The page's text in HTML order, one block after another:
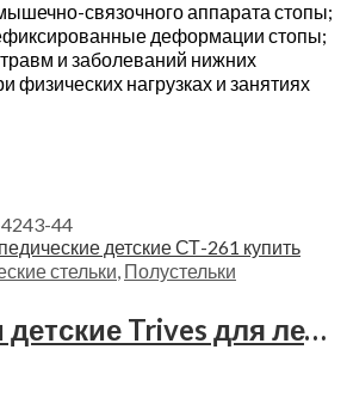
связочного аппарата стопы;
деформации стопы;
и заболеваний нижних
физических нагрузках и занятиях
43-44
стельки Полустельки
Полустельки детские Trives для лечения плоскостопия, СТ-261